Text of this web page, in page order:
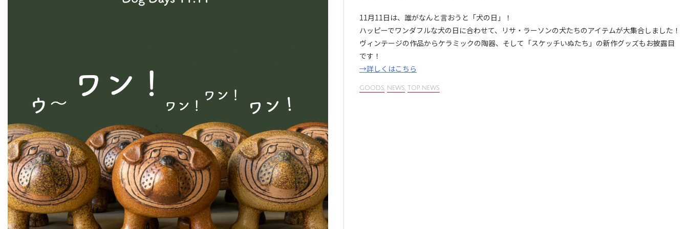
11月11日は、誰がなんと言おうと「犬の日」！
ハッピーでワンダフルな犬の日に合わせて、リサ・ラーソンの犬たちのアイテムが大集合しました！
ヴィンテージの作品からケラミックの陶器、そして「スケッチいぬたち」の新作グッズもお披露目
です！
→詳しくはこちら
GOODS, NEWS, TOP NEWS